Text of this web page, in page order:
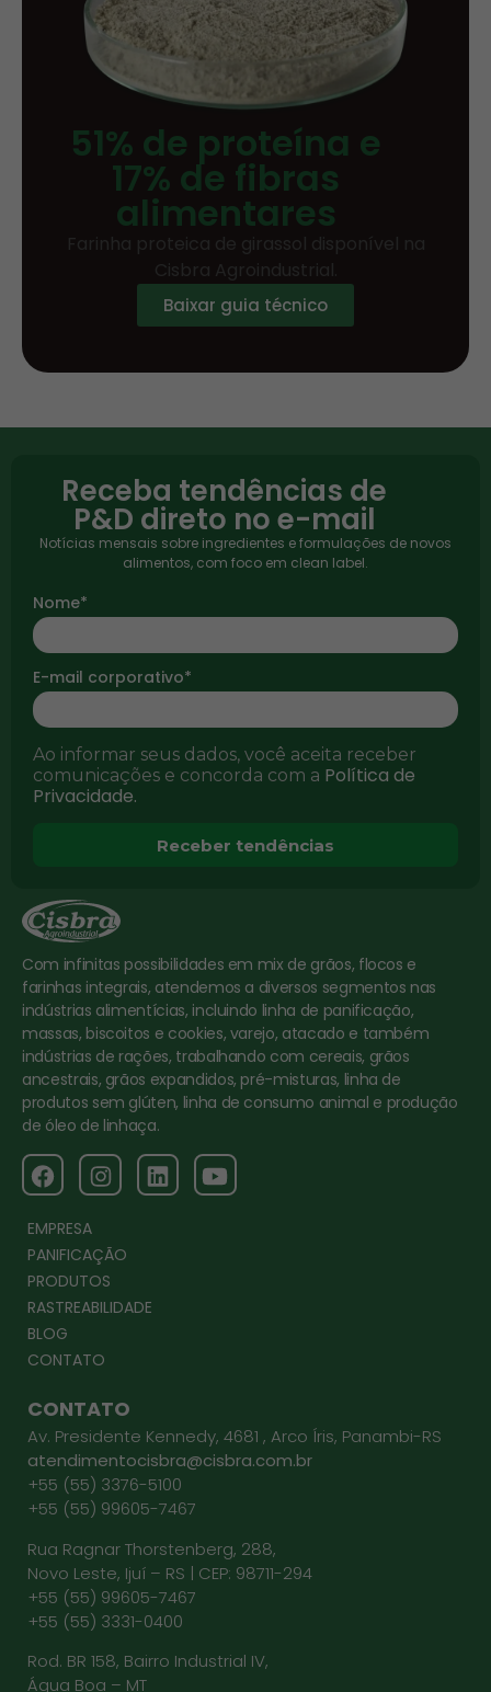
51% de proteína e
17% de fibras
alimentares
Farinha proteica de girassol disponível na
Cisbra Agroindustrial.
Baixar guia técnico
Receba tendências de
P&D direto no e-mail
Notícias mensais sobre ingredientes e formulações de novos
alimentos, com foco em clean label.
Nome*
E-mail corporativo*
Ao informar seus dados, você aceita receber
comunicações e concorda com a Política de
Privacidade.
Receber tendências
Com infinitas possibilidades em mix de grãos, flocos e
farinhas integrais, atendemos a diversos segmentos nas
indústrias alimentícias, incluindo linha de panificação,
massas, biscoitos e cookies, varejo, atacado e também
indústrias de rações, trabalhando com cereais, grãos
ancestrais, grãos expandidos, pré-misturas, linha de
produtos sem glúten, linha de consumo animal e produção
de óleo de linhaça.
EMPRESA
PANIFICAÇÃO
PRODUTOS
RASTREABILIDADE
BLOG
CONTATO
CONTATO
Av. Presidente Kennedy, 4681 , Arco Íris, Panambi-RS
atendimentocisbra@cisbra.com.br
+55 (55) 3376-5100
+55 (55) 99605-7467
Rua Ragnar Thorstenberg, 288,
Novo Leste, Ijuí – RS | CEP: 98711-294
+55 (55) 99605-7467
+55 (55) 3331-0400
Rod. BR 158, Bairro Industrial IV,
Água Boa – MT